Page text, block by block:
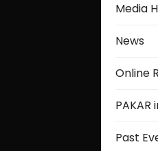
Media
News
Online
PAKAR
Past